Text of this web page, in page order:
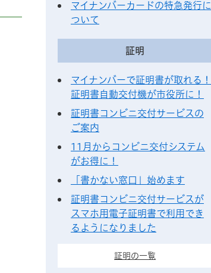
マイナンバーカードの特急発行に
ついて
証明
マイナンバーで証明書が取れる！
証明書自動交付機が市役所に！
証明書コンビニ交付サービスの
ご案内
11月からコンビニ交付システム
がお得に！
「書かない窓口」始めます
証明書コンビニ交付サービスが
スマホ用電子証明書で利用でき
るようになりました
証明の一覧